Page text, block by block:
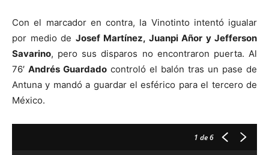
Con el marcador en contra, la Vinotinto intentó igualar
por medio de Josef Martínez, Juanpi Añor y Jefferson
Savarino, pero sus disparos no encontraron puerta. Al
76′ Andrés Guardado controló el balón tras un pase de
Antuna y mandó a guardar el esférico para el tercero de
México.
1 de 6